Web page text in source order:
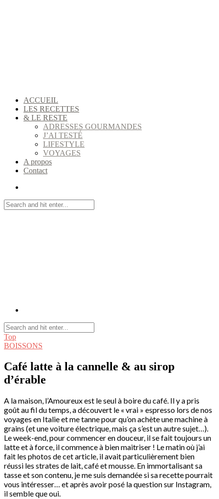
ACCUEIL
LES RECETTES
& LE RESTE
ADRESSES GOURMANDES
J’AI TESTÉ
LIFESTYLE
VOYAGES
A propos
Contact
Top
BOISSONS
Café latte à la cannelle & au sirop
d’érable
A la maison, l’Amoureux est le seul à boire du café. Il y a pris
goût au fil du temps, a découvert le « vrai » espresso lors de nos
voyages en Italie et me tanne pour qu’on achète une machine à
grains (et une voiture électrique, mais ça s’est un autre sujet…).
Le week-end, pour commencer en douceur, il se fait toujours un
latte et à force, il commence à bien maitriser ! Le matin où j’ai
fait les photos de cet article, il avait particulièrement bien
réussi les strates de lait, café et mousse. En immortalisant sa
tasse et son contenu, je me suis demandée si sa recette pourrait
vous intéresser… et après avoir posé la question sur Instagram,
il semble que oui.